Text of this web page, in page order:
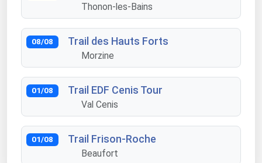
Thonon-les-Bains
08/08 Trail des Hauts Forts
Morzine
01/08 Trail EDF Cenis Tour
Val Cenis
01/08 Trail Frison-Roche
Beaufort